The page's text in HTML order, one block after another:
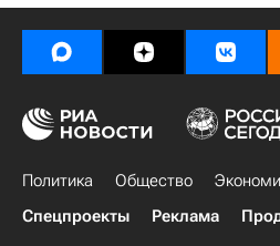
Политика Общество
Спецпроекты
Реклама